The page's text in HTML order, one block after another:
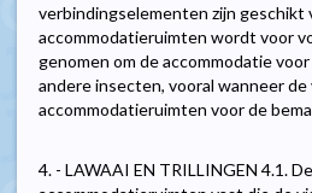
verbindingselementen zijn geschikt
accommodatieruimten wordt voor
genomen om de accommodatie
andere insecten, vooral wanneer
accommodatieruimten voor de
4. - LAWAAI EN TRILLINGEN 4.1.